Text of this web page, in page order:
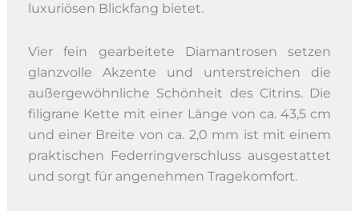
luxuriösen Blickfang bietet.
Vier fein gearbeitete Diamantrosen setzen
glanzvolle Akzente und unterstreichen die
außergewöhnliche Schönheit des Citrins. Die
filigrane Kette mit einer Länge von ca. 43,5 cm
und einer Breite von ca. 2,0 mm ist mit einem
praktischen Federringverschluss ausgestattet
und sorgt für angenehmen Tragekomfort.